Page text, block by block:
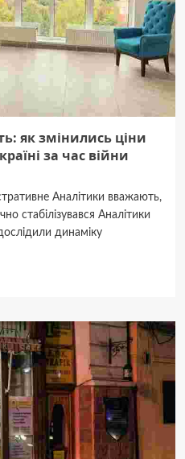
як змінились ціни
за час війни
Аналітики вважають,
стабілізувався Аналітики
динаміку